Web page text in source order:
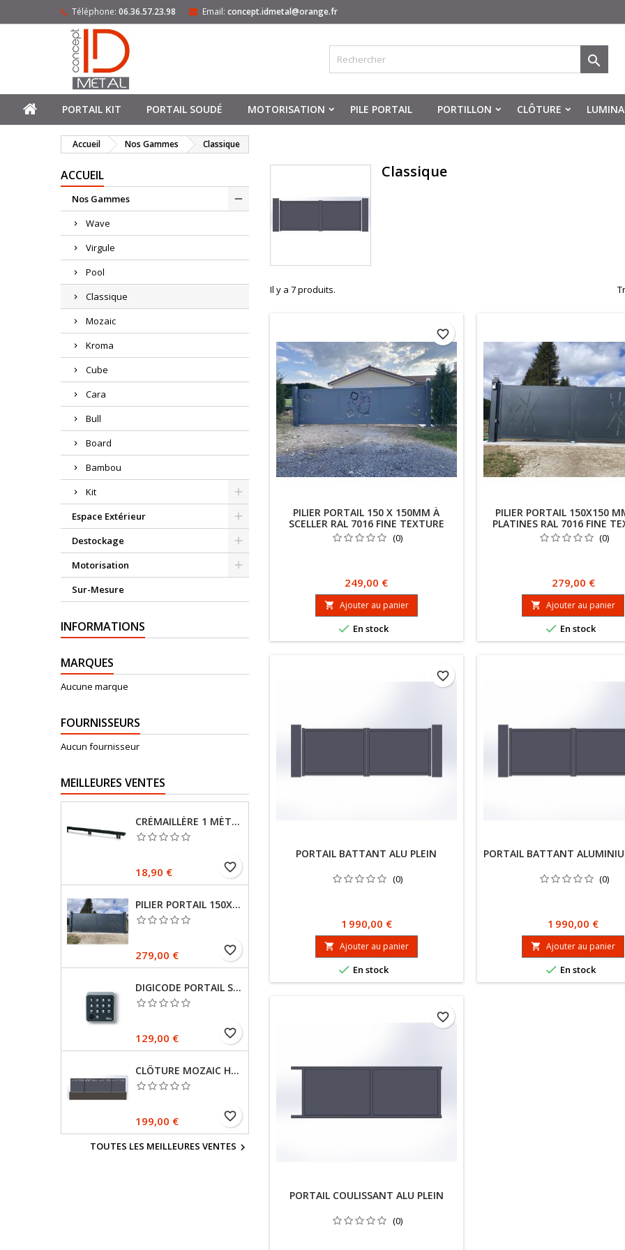
Téléphone: 06.36.57.23.98 Email: concept.idmetal@orange.fr

PORTAIL KIT PORTAIL SOUDÉ MOTORISATION PILE PORTAIL PORTILLON CLÔTURE
Accueil Nos Gammes Classique
ACCUEIL
Nos Gammes
Wave
Virgule
Pool
Classique
Mozaic
Kroma
Cube
Cara
Bull
Board
Bambou
Kit
Espace Extérieur
Destockage
Motorisation
Sur-Mesure
INFORMATIONS
MARQUES
Aucune marque
FOURNISSEURS
Aucun fournisseur
MEILLEURES VENTES
CRÉMAILLÈRE 1 MÈTRE
Prix
18,90 € favorite_border
PILIER PORTAIL 150X150 MM SUR PLATINES RAL 7016 FINE TEXTURE
Prix
279,00 € favorite_border
DIGICODE PORTAIL SANS FIL
Prix
129,00 € favorite_border
CLÔTURE MOZAIC HAUTEUR 985 MM RAL 7016 FINE TEXTURE
Prix
199,00 € favorite_border
TOUTES LES MEILLEURES VENTES 
Classique
Il y a 7 produits.
PILIER PORTAIL 150 X 150MM À
SCELLER RAL 7016 FINE TEXTURE
(0)
Prix
249,00 €
 Ajouter au panier
 En stock
favorite_border
PILIER PORTAIL 150X150
PLATINES RAL 7016 FINE
(0)
Prix
279,00 €
 Ajouter au panier
 En stock
PORTAIL BATTANT ALU PLEIN
(0)
Prix
1 990,00 €
 Ajouter au panier
 En stock
favorite_border
PORTAIL BATTANT
(0)
Prix
1 990,00 €
 Ajouter au panier
 En stock
PORTAIL COULISSANT ALU PLEIN
(0)
favorite_border